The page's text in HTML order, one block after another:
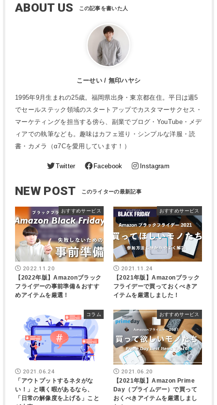
ABOUT US
こーせい / 無印ハヤシ
1995年9月生まれの25歳。福岡県出身・東京都在住。平日は週5
でセールステック領域のスタートアップでカスタマーサクセス・
マーケティングを担当する傍ら、副業でブログ・YouTube・メデ
ィアでの執筆なども。趣味はカフェ巡り・シンプルな洋服・読
書・カメラ（α7Cを愛用しています！）
Twitter Facebook Instagram
NEW POST
おすすめサービス
2022.11.20
【2022年版】Amazonブラック
フライデーの事前準備＆おすす
めアイテムを厳選！
おすすめサービス
2021.11.24
【2021年版】Amazonブラック
フライデーで買っておくべきア
イテムを厳選しました！
コラム
2021.06.24
「アウトプットするネタがな
い！」と嘆く暇があるなら、
「日常の解像度を上げる」こと
おすすめサービス
2021.06.20
【2021年版】Amazon Prime
Day（プライムデー）で買って
おくべきアイテムを厳選しまし